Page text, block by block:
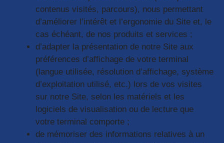
contenus visités, parcours), nous permettant
d’améliorer l’intérêt et l’ergonomie du Site et, le
cas échéant, de nos produits et services ;
d’adapter la présentation de notre Site aux
préférences d’affichage de votre terminal
(langue utilisée, résolution d’affichage, système
d’exploitation utilisé, etc.) lors de vos visites
sur notre Site, selon les matériels et les
logiciels de visualisation ou de lecture que
votre terminal comporte ;
de mémoriser des informations relatives à un